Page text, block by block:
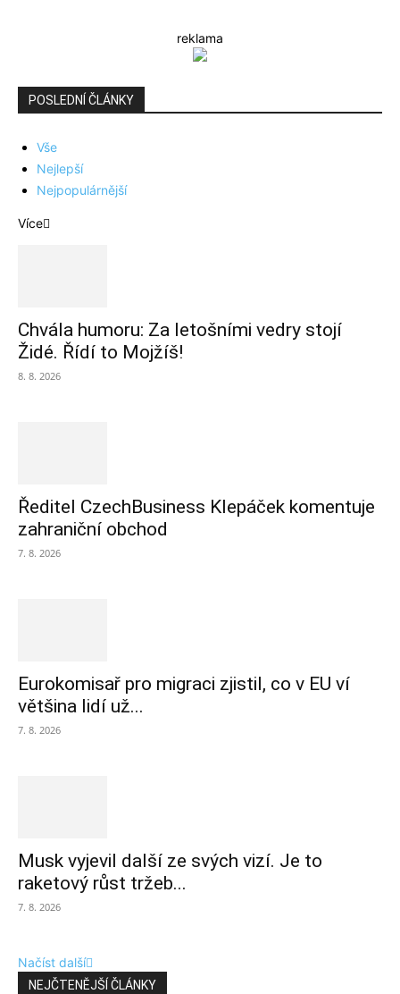
reklama
POSLEDNÍ ČLÁNKY
Vše
Nejlepší
Nejpopulárnější
Více
Chvála humoru: Za letošními vedry stojí
Židé. Řídí to Mojžíš!
8. 8. 2026
Ředitel CzechBusiness Klepáček komentuje
zahraniční obchod
7. 8. 2026
Eurokomisař pro migraci zjistil, co v EU ví
většina lidí už...
7. 8. 2026
Musk vyjevil další ze svých vizí. Je to
raketový růst tržeb...
7. 8. 2026
Načíst další
NEJČTENĚJŠÍ ČLÁNKY